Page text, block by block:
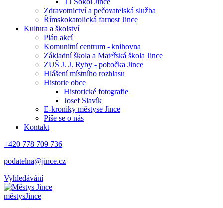
TJ Sokol Jince
Zdravotnictví a pečovatelská služba
Římskokatolická farnost Jince
Kultura a školství
Plán akcí
Komunitní centrum - knihovna
Základní škola a Mateřská škola Jince
ZUŠ J. J. Ryby - pobočka Jince
Hlášení místního rozhlasu
Historie obce
Historické fotografie
Josef Slavík
E-kroniky městyse Jince
Píše se o nás
Kontakt
+420 778 709 736
podatelna@jince.cz
Vyhledávání
městysJince